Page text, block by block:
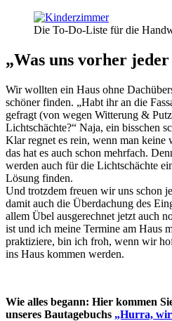
Die To-Do-Liste für die
„Was uns vorher
Wir wollten ein Haus ohne
schöner finden. „Habt ihr an die
gefragt (von wegen Witterung &
Lichtschächte?“ Naja, ein bisschen
Klar regnet es rein, wenn man keine
das hat es auch schon mehrfach.
werden auch für die Lichtschächte
Lösung finden.
Und trotzdem freuen wir uns schon
damit auch die Überdachung des
allem Übel ausgerechnet jetzt auch
ist und ich meine Termine am Haus
praktiziere, bin ich froh, wenn wir
ins Haus kommen werden.
Wie alles begann: Hier kommen
unseres Bautagebuchs „Hurra,